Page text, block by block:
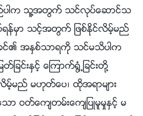
ပါက သူ႔အတြက္ သင္လုပ္ေဆာင္သ
မွာ သင့္အတြက္ ျဖစ္ႏိုင္လိမ့္မည္
င္၏ အႏွစ္သာရကို သင္မသိပါက
ခင္းႏွင့္ ေၾကာက္႐ြံ႕ျခင္းတို႔
လိမ့္မည္ မဟုတ္ေပ၊ ထိုအရာမ်ား
ာ ဝတ္ေက်တမ္းေက်ျပဳမူမႈႏွင့္ မ